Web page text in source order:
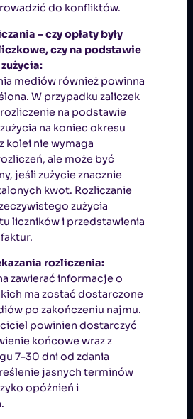
do konfliktów.
– czy opłaty były
czy na podstawie
mediów również powinna
W przypadku zaliczek
na podstawie
na koniec okresu
kolei nie wymaga
ale może być
jeśli zużycie znacznie
kwot. Rozliczanie
zużycia
liczników i przedstawienia
rozliczenia:
zawierać informacje o
ma zostać dostarczone
po zakończeniu najmu.
powinien dostarczyć
końcowe wraz z
7-30 dni od zdania
jasnych terminów
opóźnień i